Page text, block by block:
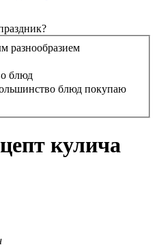
разнообразием
блюд
блюд покупаю
кулича